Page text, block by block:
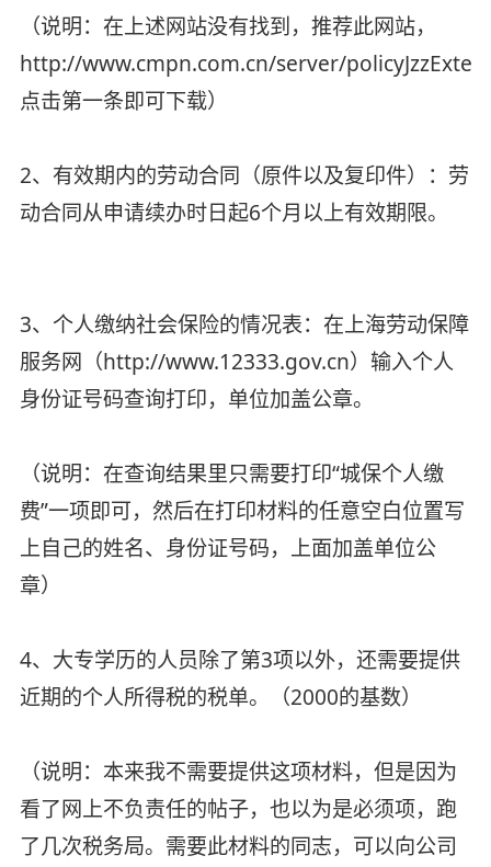
（说明：在上述网站没有找到，推荐此网站，
http://www.cmpn.com.cn/server/
点击第一条即可下载）
2、有效期内的劳动合同（原件以及复印件）：劳
动合同从申请续办时日起6个月以上有效期限。
3、个人缴纳社会保险的情况表：在上海劳动保障
服务网（http://www.12333.gov.cn）输入个人
身份证号码查询打印，单位加盖公章。
（说明：在查询结果里只需要打印“城保个人缴
费”一项即可，然后在打印材料的任意空白位置写
上自己的姓名、身份证号码，上面加盖单位公
章）
4、大专学历的人员除了第3项以外，还需要提供
近期的个人所得税的税单。（2000的基数）
（说明：本来我不需要提供这项材料，但是因为
看了网上不负责任的帖子，也以为是必须项，跑
了几次税务局。需要此材料的同志，可以向公司